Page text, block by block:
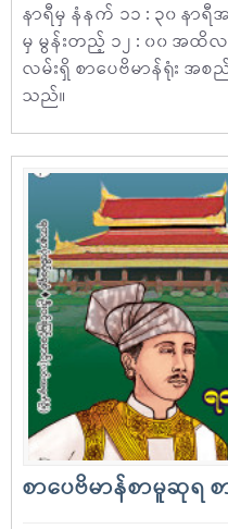
နာရီမှ နံနက် ၁၁ : ၃၀ နာ
မှ မွန်းတည့် ၁၂ : ၀၀ အထိ
လမ်းရှိ စာပေဗိမာန်ရုံး အစ
သည်။
စာပေဗိမာန်စာမူဆုရ စ